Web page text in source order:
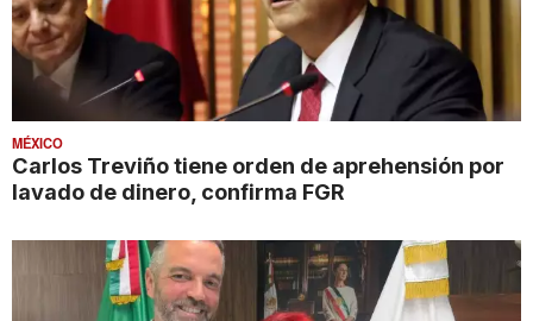
MÉXICO
Carlos Treviño tiene orden de aprehensión por
lavado de dinero, confirma FGR